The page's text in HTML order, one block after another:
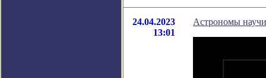
24.04.2023
13:01
Астрономы